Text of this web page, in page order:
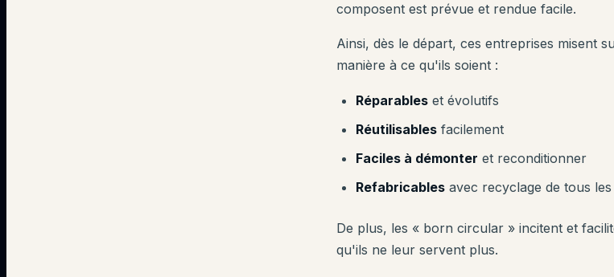
composent est prévue et rendue facile.
Ainsi, dès le départ, ces entreprises misent
manière à ce qu'ils soient :
Réparables et évolutifs
Réutilisables facilement
Faciles à démonter et reconditionner
Refabricables avec recyclage de tous
De plus, les « born circular » incitent et
qu'ils ne leur servent plus.